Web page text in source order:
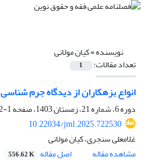
نویسنده =کیان مولانی
تعداد مقالات: 1
انواع بزهکاران از دیدگاه جرم شناسی
دوره 6، شماره 21، زمستان 1403، صفحه
1-12
10.22034/jml.2025.722530
غلامعلی سنجری، کیان مولانی
مشاهده مقاله
اصل مقاله 556.62 K